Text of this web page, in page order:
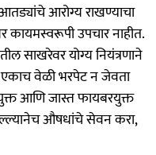
आरोग्य राखण्याचा
कायमस्वरूपी उपचार नाहीत.
साखरेवर योग्य नियंत्रणाने
वेळी भरपेट न जेवता
आणि जास्त फायबरयुक्त
औषधांचे सेवन करा,